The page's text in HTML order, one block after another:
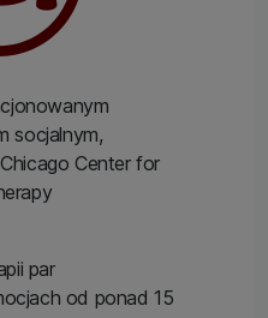
socjalnym,
Center for
par
od ponad 15